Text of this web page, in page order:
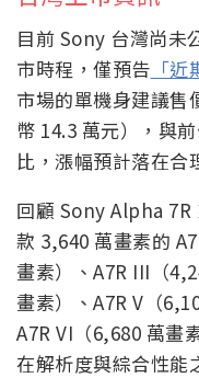
目前 Sony 台灣尚未
市時程，僅預告 「
市場的單機身建議售
幣 14.3 萬元），與
比，漲幅預計落在合
回顧 Sony Alpha 7R
款 3,640 萬畫素的
畫素）、A7R III（
畫素）、A7R V（
A7R VI（6,680 萬畫
在解析度與綜合性能